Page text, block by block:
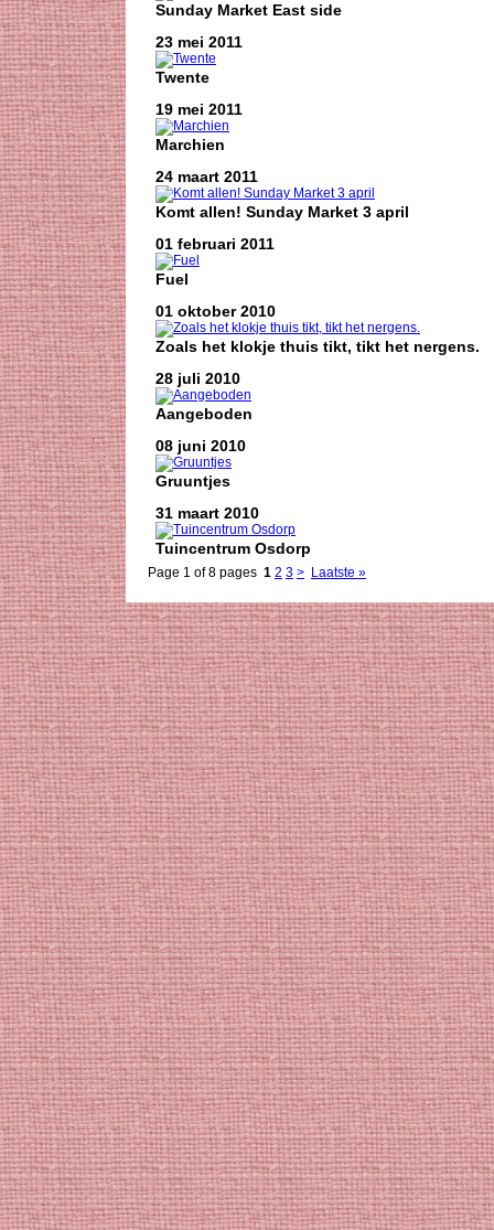
Sunday Market East side
23 mei 2011
Twente
19 mei 2011
Marchien
24 maart 2011
Komt allen! Sunday Market 3 april
01 februari 2011
Fuel
01 oktober 2010
Zoals het klokje thuis tikt, tikt het nergens.
28 juli 2010
Aangeboden
08 juni 2010
Gruuntjes
31 maart 2010
Tuincentrum Osdorp
Page 1 of 8 pages 1 2 3 > Laatste »